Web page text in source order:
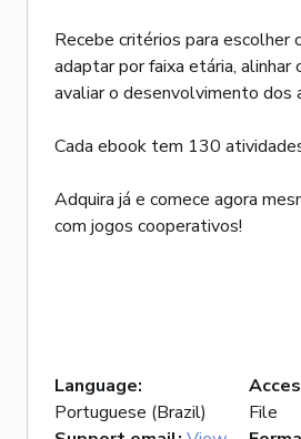
Recebe critérios para escolher
adaptar por faixa etária, alinhar
avaliar o desenvolvimento dos
Cada ebook tem 130
Adquira já e comece agora
com jogos cooperativos!
Language:
Portuguese (Brazil)
File